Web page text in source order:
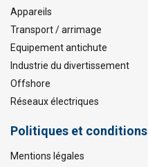
Appareils
Transport / arrimage
Equipement antichute
Industrie du divertissement
Offshore
Réseaux électriques
Politiques et conditions
Mentions légales